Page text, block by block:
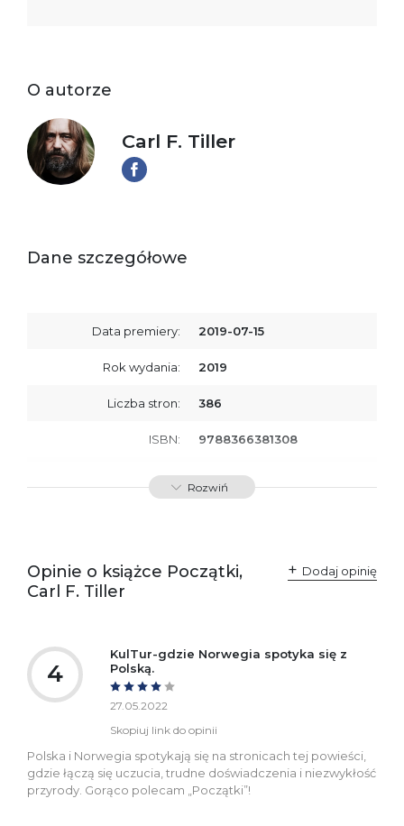
O autorze
Carl F. Tiller
Dane szczegółowe
Data premiery: 2019-07-15
Rok wydania: 2019
Liczba stron: 386
ISBN: 9788366381308
SKU: E201126
Polska
kontakt@wydajenamsie.pl
informacje dotyczące
bezpieczeństwa:
Rozwiń
Opinie o książce Początki,
Carl F. Tiller
Dodaj opinię
4
KulTur-gdzie Norwegia spotyka się z
Polską.
27.05.2022
Skopiuj link do opinii
Polska i Norwegia spotykają się na stronicach tej powieści,
gdzie łączą się uczucia, trudne doświadczenia i niezwykłość
przyrody. Gorąco polecam „Początki”!